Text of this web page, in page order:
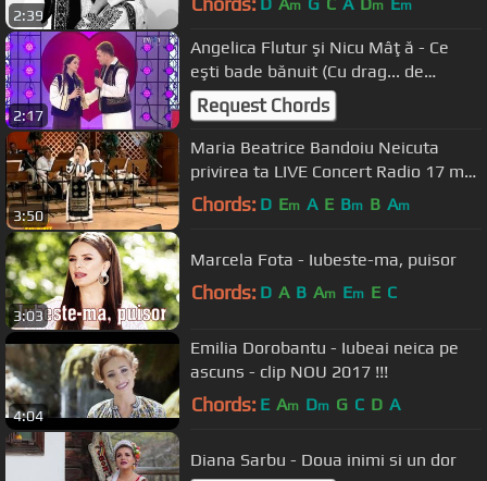
2:39
m m m
2:17
Angelica Flutur şi Nicu Mâţă - Ce
eşti bade bănuit (Cu drag... de
Dragobete - TVR1)
Request Chords
3:50
Maria Beatrice Bandoiu Neicuta
privirea ta LIVE Concert Radio 17 mai
2015
Chords: D Em A E Bm B Am
3:03
Marcela Fota - Iubeste-ma, puisor
Chords: D A B Am Em E C
4:04
Emilia Dorobantu - Iubeai neica pe
ascuns - clip NOU 2017 !!!
Chords: E Am Dm G C D A
Diana Sarbu - Doua inimi si un dor